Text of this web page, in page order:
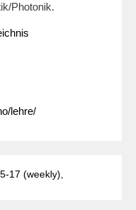
Photonik.
lehre/
17 (weekly),